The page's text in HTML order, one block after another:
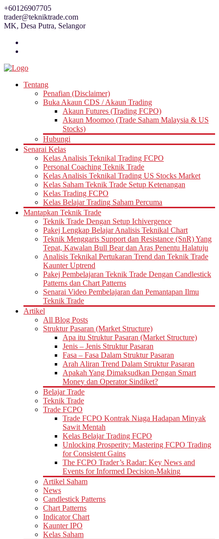
Skip
to
content
+60126907705
trader@tekniktrade.com
MK, Desa Putra, Selangor
Tentang
Penafian (Disclaimer)
Buka Akaun CDS / Akaun Trading
Akaun Futures (Trading FCPO)
Akaun Moomoo (Trade Saham Malaysia & US
Stocks)
Hubungi
Senarai Kelas
Kelas Analisis Teknikal Trading FCPO
Personal Coaching Teknik Trade
Kelas Analisis Teknikal Trading US Stocks Market
Kelas Saham Teknik Trade Setup Ketenangan
Kelas Trading FCPO
Kelas Belajar Trading Saham Percuma
Mantapkan Teknik Trade
Teknik Trade Dengan Setup Ichivergence
Pakej Lengkap Belajar Analisis Teknikal Chart
Teknik Menggaris Support dan Resistance (SnR) Yang
Tepat, Kawalan Bull Bear dan Aras Penentu Halatuju
Analisis Teknikal Pertukaran Trend dan Teknik Trade
Kaunter Uptrend
Pakej Pembelajaran Teknik Trade Dengan Candlestick
Patterns dan Chart Patterns
Senarai Video Pembelajaran dan Pemantapan Ilmu
Teknik Trade
Artikel
All Blog Posts
Struktur Pasaran (Market Structure)
Apa itu Struktur Pasaran (Market Structure)
Jenis – Jenis Struktur Pasaran
Fasa – Fasa Dalam Struktur Pasaran
Arah Aliran Trend Dalam Struktur Pasaran
Apakah Yang Dimaksudkan Dengan Smart
Money dan Operator Sindiket?
Belajar Trade
Teknik Trade
Trade FCPO
Trade FCPO Kontrak Niaga Hadapan Minyak
Sawit Mentah
Kelas Belajar Trading FCPO
Unlocking Prosperity: Mastering FCPO Trading
for Consistent Gains
The FCPO Trader’s Radar: Key News and
Events for Informed Decision-Making
Artikel Saham
News
Candlestick Patterns
Chart Patterns
Indicator Chart
Kaunter IPO
Kelas Saham